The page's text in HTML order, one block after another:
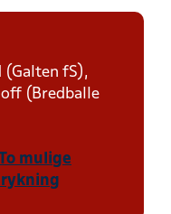
(Galten fS),
(Bredballe
mulige